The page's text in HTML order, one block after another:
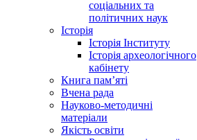
соціальних та
політичних наук
Історія
Історія Інституту
Історія археологічного
кабінету
Книга памʼяті
Вчена рада
Науково-методичні
матеріали
Якість освіти